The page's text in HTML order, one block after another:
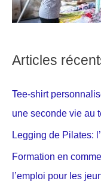
Articles
Tee-shirt
une seconde vie au
Legging de Pilates:
Formation en
l’emploi pour les